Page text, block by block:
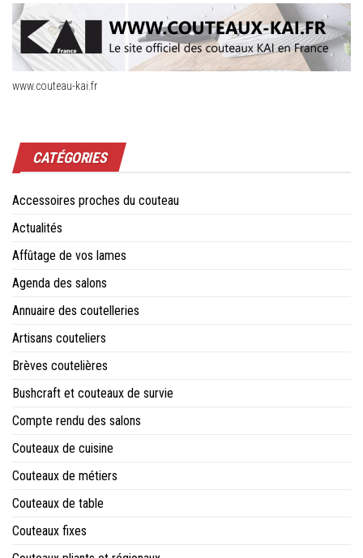
www.couteau-kai.fr
CATÉGORIES
Accessoires proches du couteau
Actualités
Affûtage de vos lames
Agenda des salons
Annuaire des coutelleries
Artisans couteliers
Brèves coutelières
Bushcraft et couteaux de survie
Compte rendu des salons
Couteaux de cuisine
Couteaux de métiers
Couteaux de table
Couteaux fixes